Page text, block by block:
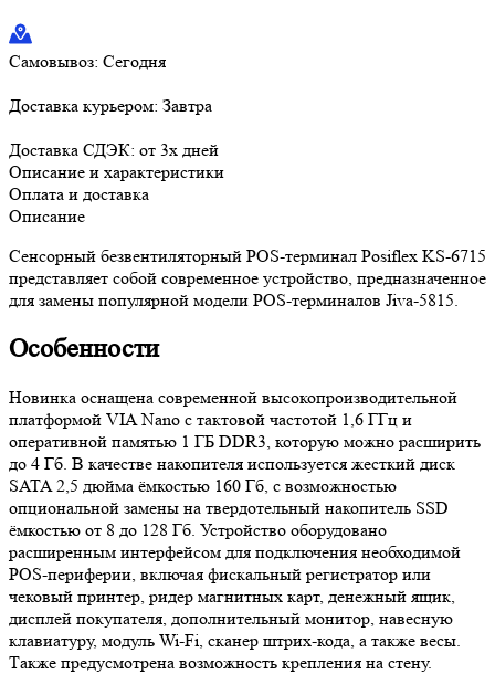
Самовывоз: Сегодня
Доставка курьером: Завтра
Доставка СДЭК: от 3х дней
Описание и характеристики
Оплата и доставка
Описание
Cенсорный безвентиляторный POS-терминал Posiflex KS-6715
представляет собой современное устройство, предназначенное
для замены популярной модели POS-терминалов Jiva-5815.
Особенности
Новинка оснащена современной высокопроизводительной
платформой VIA Nano с тактовой частотой 1,6 ГГц и
оперативной памятью 1 ГБ DDR3, которую можно расширить
до 4 Гб. В качестве накопителя используется жесткий диск
SATA 2,5 дюйма ёмкостью 160 Гб, с возможностью
опциональной замены на твердотельный накопитель SSD
ёмкостью от 8 до 128 Гб. Устройство оборудовано
расширенным интерфейсом для подключения необходимой
POS-периферии, включая фискальный регистратор или
чековый принтер, ридер магнитных карт, денежный ящик,
дисплей покупателя, дополнительный монитор, навесную
клавиатуру, модуль Wi-Fi, сканер штрих-кода, а также весы.
Также предусмотрена возможность крепления на стену.